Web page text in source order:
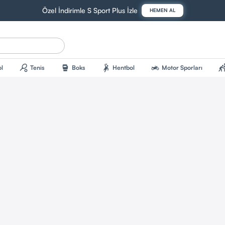
Özel İndirimle S Sport Plus İzle HEMEN AL
sports_tennis Tenis sports_mma Boks sports_handball Hentbol two_wheeler Motor Sporları